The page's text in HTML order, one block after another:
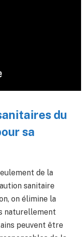
du
sa
de la
sanitaire
on élimine la
naturellement
peuvent être